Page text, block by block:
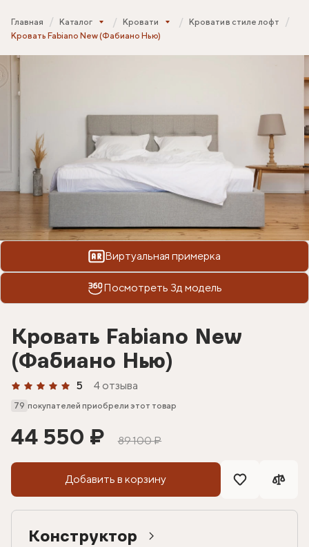
Главная Каталог Кровати
Кровати в стиле лофт
Кровать Fabiano New (Фабиано Нью)
Виртуальная примерка
Посмотреть 3д модель
Кровать Fabiano New
(Фабиано Нью)
5 4 отзыва
79 покупателей приобрели этот товар
44 550 ₽ 89 100 ₽
Добавить в корзину
Конструктор